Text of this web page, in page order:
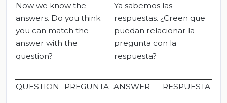
Now we know the
answers. Do you think
you can match the
answer with the
question?
Ya sabemos las
respuestas. ¿Creen que
puedan relacionar la
pregunta con la
respuesta?
QUESTION PREGUNTA ANSWER RESPUESTA